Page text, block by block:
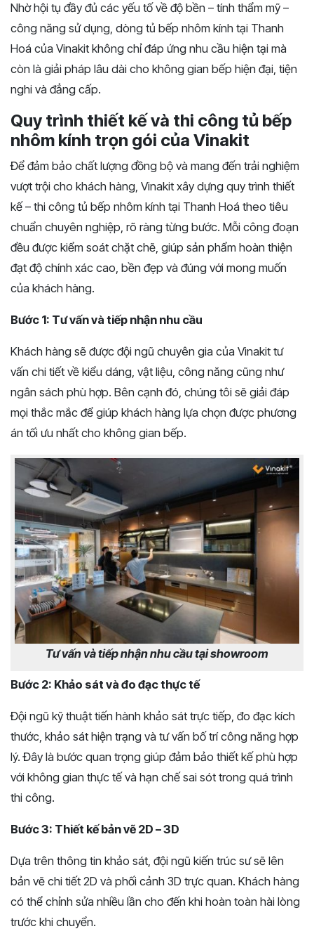
Nhờ hội tụ đầy đủ các yếu tố về độ bền – tính thẩm mỹ –
công năng sử dụng, dòng tủ bếp nhôm kính tại Thanh
Hoá của Vinakit không chỉ đáp ứng nhu cầu hiện tại mà
còn là giải pháp lâu dài cho không gian bếp hiện đại, tiện
nghi và đẳng cấp.
Quy trình thiết kế và thi công tủ bếp
nhôm kính trọn gói của Vinakit
Để đảm bảo chất lượng đồng bộ và mang đến trải nghiệm
vượt trội cho khách hàng, Vinakit xây dựng quy trình thiết
kế – thi công tủ bếp nhôm kính tại Thanh Hoá theo tiêu
chuẩn chuyên nghiệp, rõ ràng từng bước. Mỗi công đoạn
đều được kiểm soát chặt chẽ, giúp sản phẩm hoàn thiện
đạt độ chính xác cao, bền đẹp và đúng với mong muốn
của khách hàng.
Bước 1: Tư vấn và tiếp nhận nhu cầu
Khách hàng sẽ được đội ngũ chuyên gia của Vinakit tư
vấn chi tiết về kiểu dáng, vật liệu, công năng cũng như
ngân sách phù hợp. Bên cạnh đó, chúng tôi sẽ giải đáp
mọi thắc mắc để giúp khách hàng lựa chọn được phương
án tối ưu nhất cho không gian bếp.
Tư vấn và tiếp nhận nhu cầu tại showroom
Bước 2: Khảo sát và đo đạc thực tế
Đội ngũ kỹ thuật tiến hành khảo sát trực tiếp, đo đạc kích
thước, khảo sát hiện trạng và tư vấn bố trí công năng hợp
lý. Đây là bước quan trọng giúp đảm bảo thiết kế phù hợp
với không gian thực tế và hạn chế sai sót trong quá trình
thi công.
Bước 3: Thiết kế bản vẽ 2D – 3D
Dựa trên thông tin khảo sát, đội ngũ kiến trúc sư sẽ lên
bản vẽ chi tiết 2D và phối cảnh 3D trực quan. Khách hàng
có thể chỉnh sửa nhiều lần cho đến khi hoàn toàn hài lòng
trước khi chuyển.